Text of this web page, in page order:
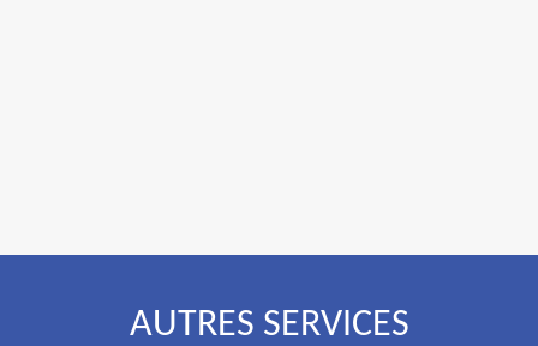
AUTRES SERVICES